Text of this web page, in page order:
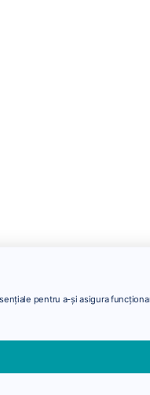
pentru a-și asigura